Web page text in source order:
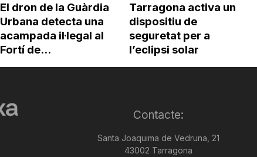
El dron de la Guàrdia
Urbana detecta una
acampada il·legal al
Fortí de...
Tarragona activa un
dispositiu de
seguretat per a
l’eclipsi solar
Contacte:
Santa Joaquima de Vedruna, 21
43002 Tarragona